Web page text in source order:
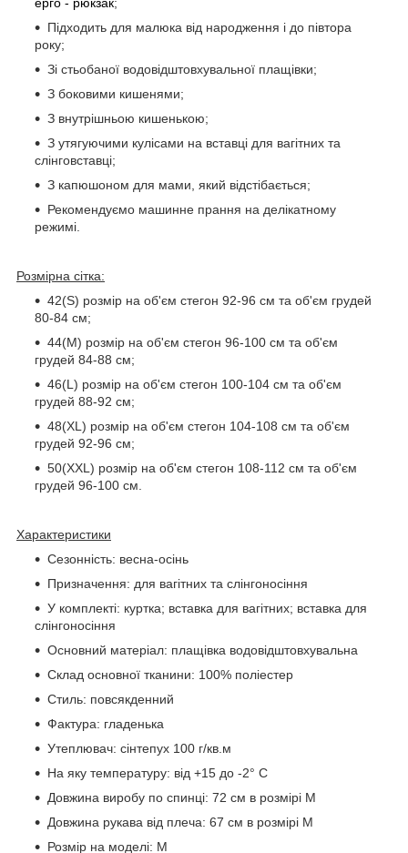
Підходить для малюка від народження і до півтора
року;
Зі стьобаної водовідштовхувальної плащівки;
З боковими кишенями;
З внутрішньою кишенькою;
З утягуючими кулісами на вставці для вагітних та
слінговставці;
З капюшоном для мами, який відстібається;
Рекомендуємо машинне прання на делікатному
режимі.
Розмірна сітка:
42(S) розмір на об'єм стегон 92-96 см та об'єм грудей
80-84 см;
44(M) розмір на об'єм стегон 96-100 см та об'єм
грудей 84-88 см;
46(L) розмір на об'єм стегон 100-104 см та об'єм
грудей 88-92 см;
48(XL) розмір на об'єм стегон 104-108 см та об'єм
грудей 92-96 см;
50(XXL) розмір на об'єм стегон 108-112 см та об'єм
грудей 96-100 см.
Характеристики
Сезонність: весна-осінь
Призначення: для вагітних та слінгоносіння
У комплекті: куртка; вставка для вагітних; вставка для
слінгоносіння
Основний матеріал: плащівка водовідштовхувальна
Склад основної тканини: 100% поліестер
Стиль: повсякденний
Фактура: гладенька
Утеплювач: сінтепух 100 г/кв.м
На яку температуру: від +15 до -2° C
Довжина виробу по спинці: 72 см в розмірі М
Довжина рукава від плеча: 67 см в розмірі М
Розмір на моделі: М